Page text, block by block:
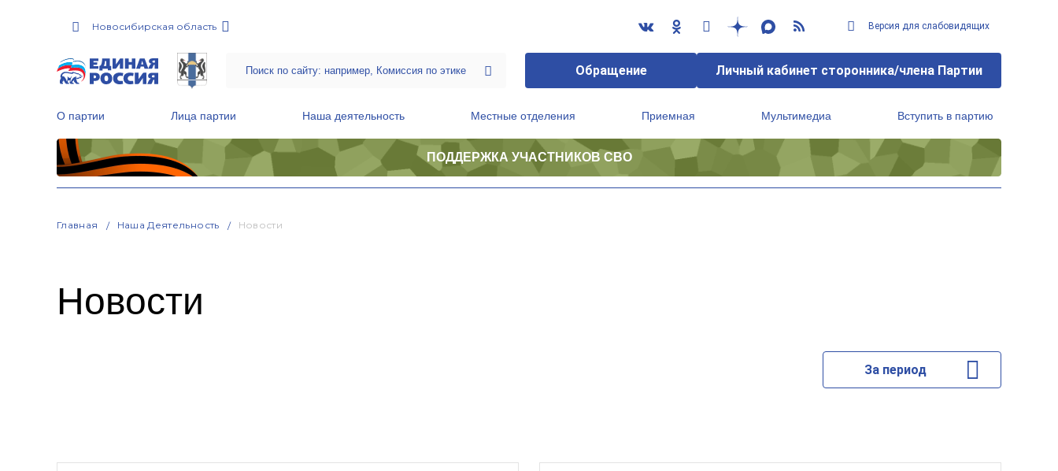
Новосибирская область Версия для слабовидящих
Обращение Личный кабинет сторонника/члена Партии
О партии Лица партии Наша деятельность Местные отделения Приемная Мультимедиа Вступить в партию
ПОДДЕРЖКА УЧАСТНИКОВ СВО
Главная Наша Деятельность Новости
Новости
За период